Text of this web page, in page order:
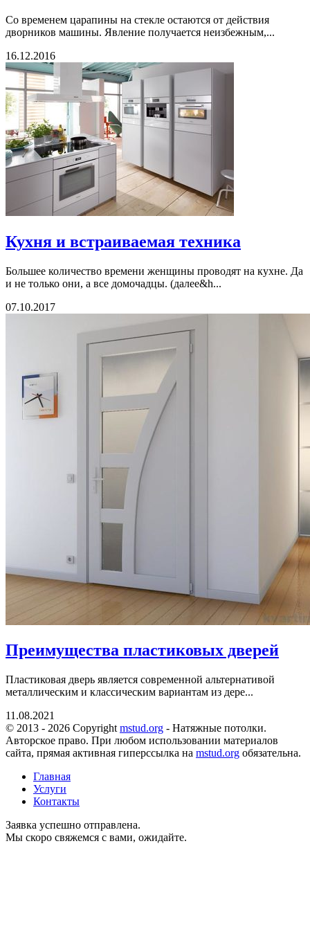
Со временем царапины на стекле остаются от действия
дворников машины. Явление получается неизбежным,...
16.12.2016
Кухня и встраиваемая техника
Большее количество времени женщины проводят на кухне. Да
и не только они, а все домочадцы. (далее&h...
07.10.2017
Преимущества пластиковых дверей
Пластиковая дверь является современной альтернативой
металлическим и классическим вариантам из дере...
11.08.2021
© 2013 - 2026 Copyright mstud.org - Натяжные потолки.
Авторское право. При любом использовании материалов
сайта, прямая активная гиперссылка на mstud.org обязательна.
Главная
Услуги
Контакты
Заявка успешно отправлена.
Мы скоро свяжемся с вами, ожидайте.